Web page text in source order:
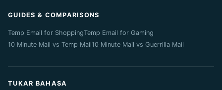
GUIDES & COMPARISONS
Temp Email for ShoppingTemp Email for Gaming
10 Minute Mail vs Temp Mail10 Minute Mail vs Guerrilla Mail
TUKAR BAHASA